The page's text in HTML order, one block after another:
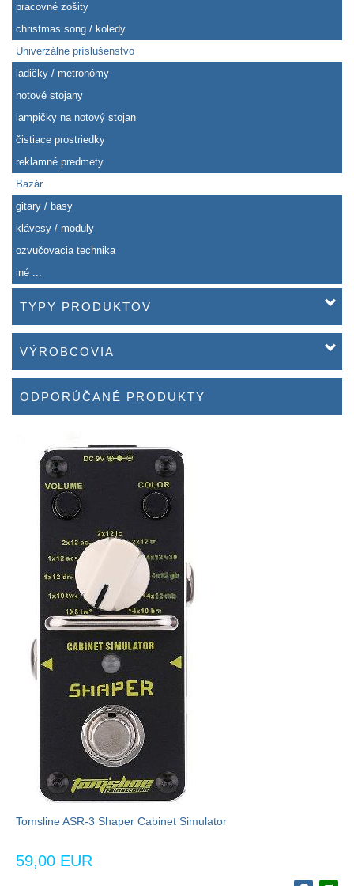
pracovné zošity
christmas song / koledy
Univerzálne príslušenstvo
ladičky / metronómy
notové stojany
lampičky na notový stojan
čistiace prostriedky
reklamné predmety
Bazár
gitary / basy
klávesy / moduly
ozvučovacia technika
iné ...
TYPY PRODUKTOV
VÝROBCOVIA
ODPORÚČANÉ PRODUKTY
Tomsline ASR-3 Shaper Cabinet Simulator
59,00 EUR